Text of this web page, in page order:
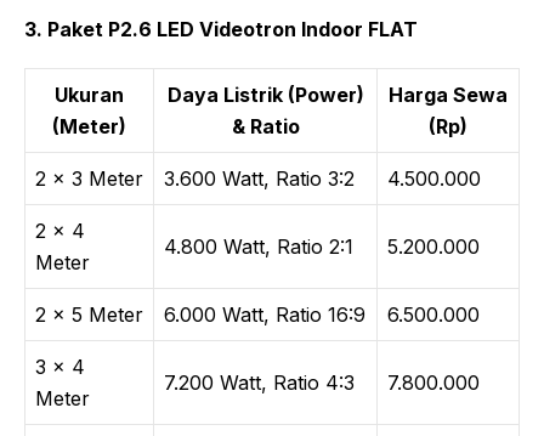
3. Paket P2.6 LED Videotron Indoor FLAT
Ukuran
(Meter)
Daya Listrik (Power)
& Ratio
Harga Sewa
(Rp)
2 × 3 Meter 3.600 Watt, Ratio 3:2 4.500.000
2 × 4
Meter
4.800 Watt, Ratio 2:1 5.200.000
2 × 5 Meter 6.000 Watt, Ratio 16:9 6.500.000
3 × 4
Meter
7.200 Watt, Ratio 4:3 7.800.000